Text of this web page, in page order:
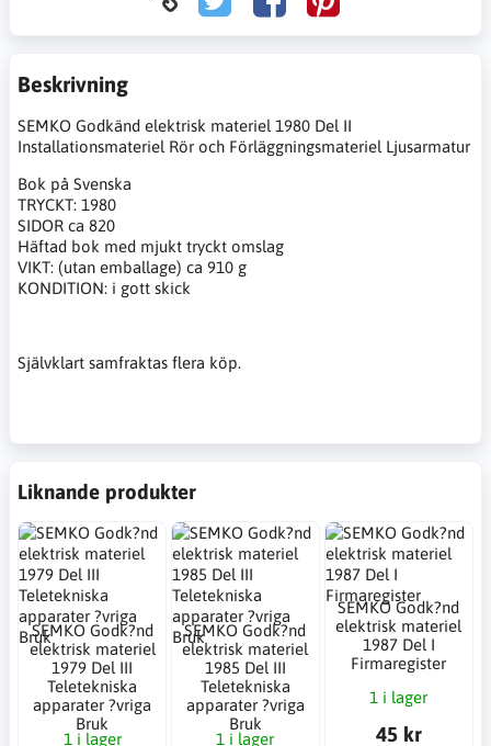
Beskrivning
SEMKO Godkänd elektrisk materiel 1980 Del II
Installationsmateriel Rör och Förläggningsmateriel Ljusarmatur
Bok på Svenska
TRYCKT: 1980
SIDOR ca 820
Häftad bok med mjukt tryckt omslag
VIKT: (utan emballage) ca 910 g
KONDITION: i gott skick
Självklart samfraktas flera köp.
Liknande produkter
SEMKO Godk?nd
elektrisk materiel
1979 Del III
Teletekniska
apparater ?vriga
Bruk
1 i lager
SEMKO Godk?nd
elektrisk materiel
1985 Del III
Teletekniska
apparater ?vriga
Bruk
1 i lager
SEMKO Godk?nd
elektrisk materiel
1987 Del I
Firmaregister
1 i lager
45 kr